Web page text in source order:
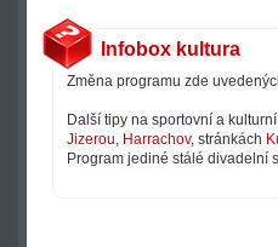
Infobox kultura
Změna programu zde
Další tipy na sportovní a
Jizerou, Harrachov, stránkách
Program jediné stálé divadelní